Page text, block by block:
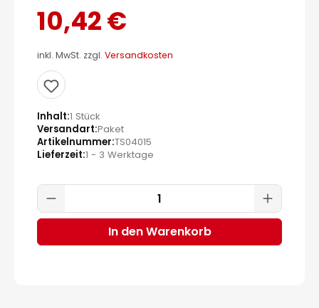
10,42 €
inkl. MwSt. zzgl. Versandkosten
Inhalt 1 Stück
Versandart Paket
Artikelnummer TS04015
Lieferzeit 1 - 3 Werktage
Produkt Anzahl: Gib den
In den Warenkorb